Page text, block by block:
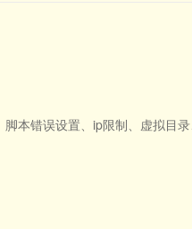
本错误设置、ip限制、虚拟目